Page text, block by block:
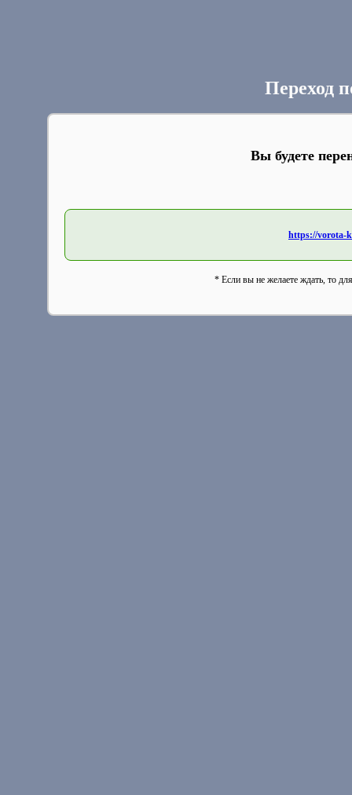
Переход
Вы будете
https://vorota-
* Если вы не желаете ждать, то